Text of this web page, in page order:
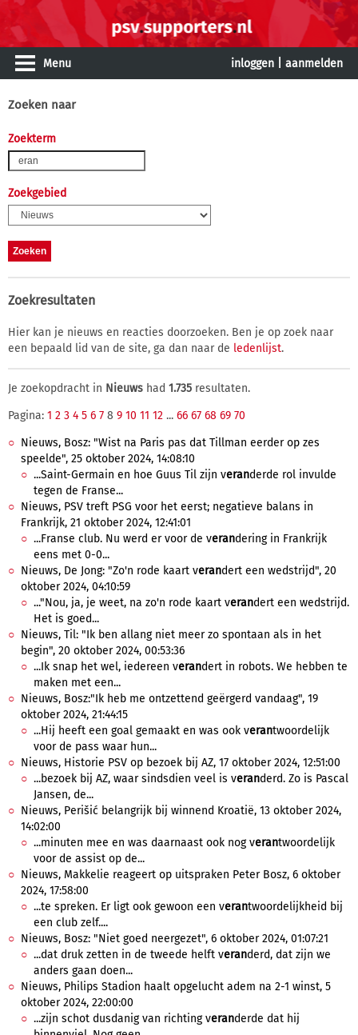
Menu inloggen aanmelden
Zoeken naar
Zoekterm
Zoekgebied
Zoekresultaten
Hier kan je nieuws en reacties doorzoeken. Ben je op zoek naar
een bepaald lid van de site, ga dan naar de ledenlijst.
Je zoekopdracht in Nieuws had 1.735 resultaten.
Pagina: 1 2 3 4 5 6 7 8 9 10 11 12 ... 66 67 68 69 70
Nieuws, Bosz: "Wist na Paris pas dat Tillman eerder op zes
speelde", 25 oktober 2024, 14:08:10
...Saint-Germain en hoe Guus Til zijn veranderde rol invulde
tegen de Franse...
Nieuws, PSV treft PSG voor het eerst; negatieve balans in
Frankrijk, 21 oktober 2024, 12:41:01
...Franse club. Nu werd er voor de verandering in Frankrijk
eens met 0-0...
Nieuws, De Jong: "Zo'n rode kaart verandert een wedstrijd", 20
oktober 2024, 04:10:59
..."Nou, ja, je weet, na zo'n rode kaart verandert een wedstrijd.
Het is goed...
Nieuws, Til: "Ik ben allang niet meer zo spontaan als in het
begin", 20 oktober 2024, 00:53:36
...Ik snap het wel, iedereen verandert in robots. We hebben te
maken met een...
Nieuws, Bosz:"Ik heb me ontzettend geërgerd vandaag", 19
oktober 2024, 21:44:15
...Hij heeft een goal gemaakt en was ook verantwoordelijk
voor de pass waar hun...
Nieuws, Historie PSV op bezoek bij AZ, 17 oktober 2024, 12:51:00
...bezoek bij AZ, waar sindsdien veel is veranderd. Zo is Pascal
Jansen, de...
Nieuws, Perišić belangrijk bij winnend Kroatië, 13 oktober 2024,
14:02:00
...minuten mee en was daarnaast ook nog verantwoordelijk
voor de assist op de...
Nieuws, Makkelie reageert op uitspraken Peter Bosz, 6 oktober
2024, 17:58:00
...te spreken. Er ligt ook gewoon een verantwoordelijkheid bij
een club zelf....
Nieuws, Bosz: "Niet goed neergezet", 6 oktober 2024, 01:07:21
...dat druk zetten in de tweede helft veranderd, dat zijn we
anders gaan doen...
Nieuws, Philips Stadion haalt opgelucht adem na 2-1 winst, 5
oktober 2024, 22:00:00
...zijn schot dusdanig van richting veranderde dat hij